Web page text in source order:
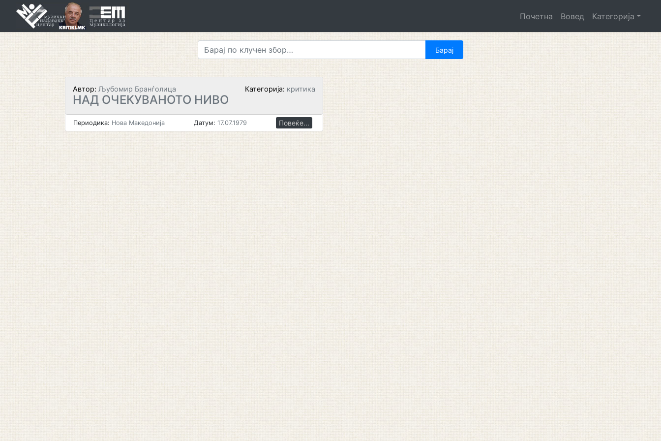
Почетна Вовед Категорија
Автор: Љубомир Бранѓолица Категорија: критика
НАД ОЧЕКУВАНОТО НИВО
Периодика: Нова Македонија Датум: 17.07.1979 Повеќе...